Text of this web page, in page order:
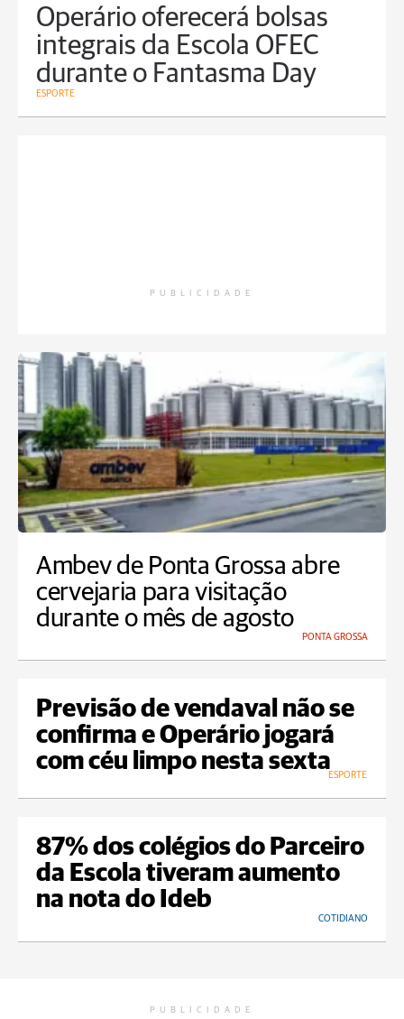
Operário oferecerá bolsas
integrais da Escola OFEC
durante o Fantasma Day
ESPORTE
PUBLICIDADE
Ambev de Ponta Grossa abre
cervejaria para visitação
durante o mês de agosto
PONTA GROSSA
Previsão de vendaval não se
confirma e Operário jogará
com céu limpo nesta sexta
ESPORTE
87% dos colégios do Parceiro
da Escola tiveram aumento
na nota do Ideb
COTIDIANO
PUBLICIDADE